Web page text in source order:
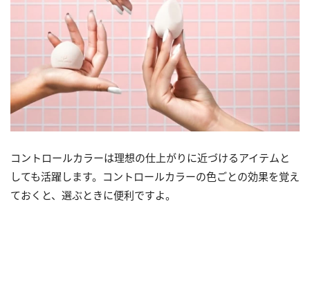
コントロールカラーは理想の仕上がりに近づけるアイテムと
しても活躍します。コントロールカラーの色ごとの効果を覚え
ておくと、選ぶときに便利ですよ。